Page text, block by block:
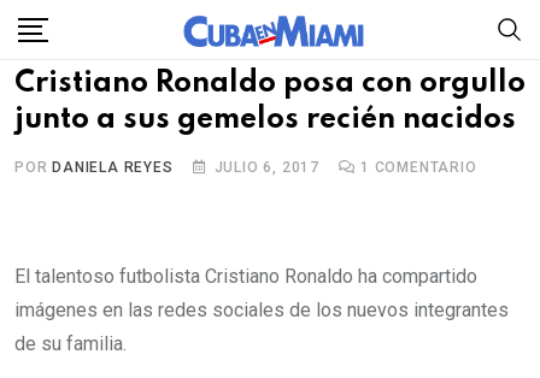
Skip
content
Cristiano Ronaldo posa con orgullo
junto a sus gemelos recién nacidos
POR DANIELA REYES JULIO 6, 2017 1 COMENTARIO
El talentoso futbolista Cristiano Ronaldo ha compartido
imágenes en las redes sociales de los nuevos integrantes
de su familia.